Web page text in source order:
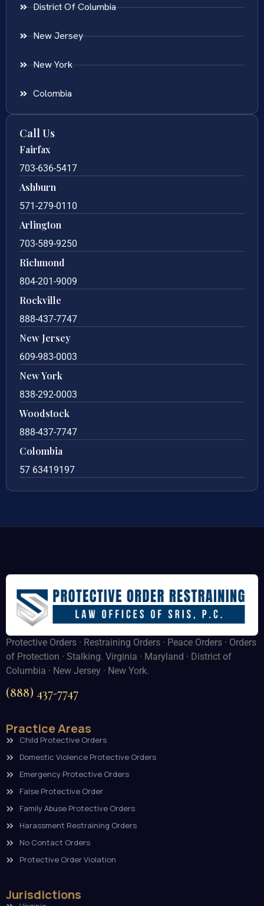
District Of Columbia
New Jersey
New York
Colombia
Call Us
Fairfax
703-636-5417
Ashburn
571-279-0110
Arlington
703-589-9250
Richmond
804-201-9009
Rockville
888-437-7747
New Jersey
609-983-0003
New York
838-292-0003
Woodstock
888-437-7747
Colombia
57 63419197
Protective Orders · Restraining Orders · Peace Orders · Orders
of Protection · Stalking. Virginia · Maryland · District of
Columbia · New Jersey · New York.
(888) 437-7747
Practice Areas
Child Protective Orders
Domestic Violence Protective Orders
Emergency Protective Orders
False Protective Order
Family Abuse Protective Orders
Harassment Restraining Orders
No Contact Orders
Protective Order Violation
Jurisdictions